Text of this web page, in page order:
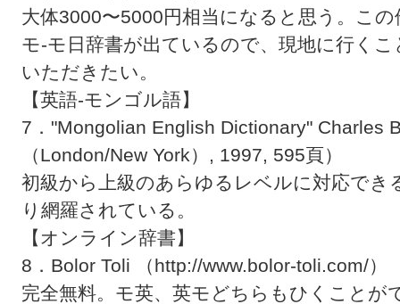
大体3000〜5000円相当になると思う。こ
モ-モ日辞書が出ているので、現地に行く
いただきたい。
【英語-モンゴル語】
7．"Mongolian English Dictionary" Charles
（London/New York）, 1997, 595頁）
初級から上級のあらゆるレベルに対応でき
り網羅されている。
【オンライン辞書】
8．Bolor Toli （http://www.bolor-toli.com/）
完全無料。モ英、英モどちらもひくことが